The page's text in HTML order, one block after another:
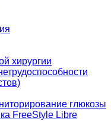
хирургии
глюкозы
FreeStyle Libre